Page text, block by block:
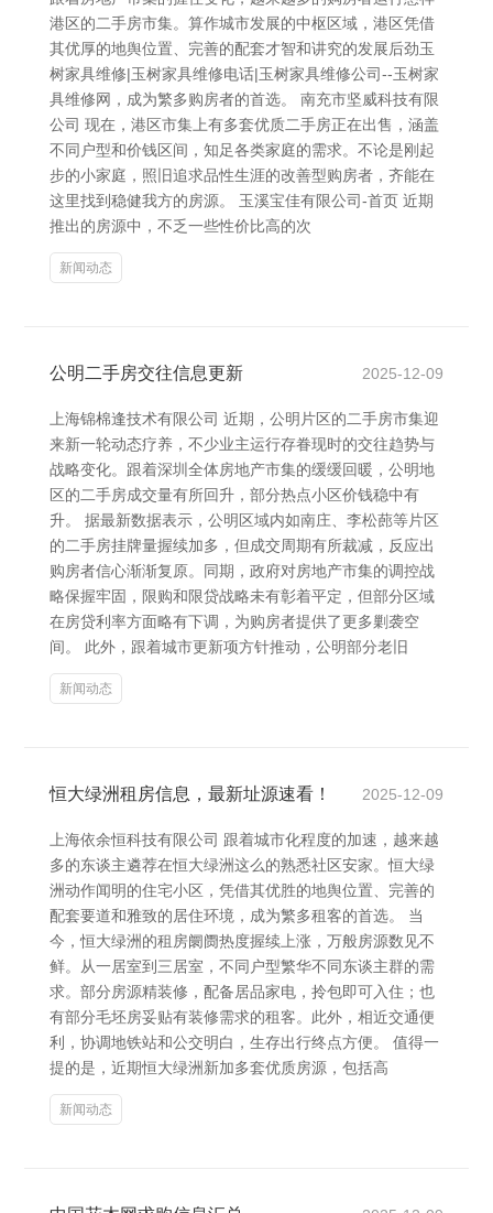
港区的二手房市集。算作城市发展的中枢区域，港区凭借
其优厚的地舆位置、完善的配套才智和讲究的发展后劲玉
树家具维修|玉树家具维修电话|玉树家具维修公司--玉树家
具维修网，成为繁多购房者的首选。 南充市坚威科技有限
公司 现在，港区市集上有多套优质二手房正在出售，涵盖
不同户型和价钱区间，知足各类家庭的需求。不论是刚起
步的小家庭，照旧追求品性生涯的改善型购房者，齐能在
这里找到稳健我方的房源。 玉溪宝佳有限公司-首页 近期
推出的房源中，不乏一些性价比高的次
新闻动态
公明二手房交往信息更新 2025-12-09
上海锦棉逢技术有限公司 近期，公明片区的二手房市集迎
来新一轮动态疗养，不少业主运行存眷现时的交往趋势与
战略变化。跟着深圳全体房地产市集的缓缓回暖，公明地
区的二手房成交量有所回升，部分热点小区价钱稳中有
升。 据最新数据表示，公明区域内如南庄、李松蓢等片区
的二手房挂牌量握续加多，但成交周期有所裁减，反应出
购房者信心渐渐复原。同期，政府对房地产市集的调控战
略保握牢固，限购和限贷战略未有彰着平定，但部分区域
在房贷利率方面略有下调，为购房者提供了更多剿袭空
间。 此外，跟着城市更新项方针推动，公明部分老旧
新闻动态
恒大绿洲租房信息，最新址源速看！ 2025-12-09
上海依余恒科技有限公司 跟着城市化程度的加速，越来越
多的东谈主遴荐在恒大绿洲这么的熟悉社区安家。恒大绿
洲动作闻明的住宅小区，凭借其优胜的地舆位置、完善的
配套要道和雅致的居住环境，成为繁多租客的首选。 当
今，恒大绿洲的租房阛阓热度握续上涨，万般房源数见不
鲜。从一居室到三居室，不同户型繁华不同东谈主群的需
求。部分房源精装修，配备居品家电，拎包即可入住；也
有部分毛坯房妥贴有装修需求的租客。此外，相近交通便
利，协调地铁站和公交明白，生存出行终点方便。 值得一
提的是，近期恒大绿洲新加多套优质房源，包括高
新闻动态